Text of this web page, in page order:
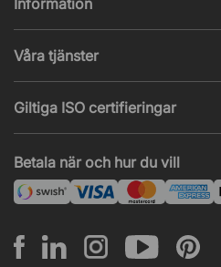
Försäljningsvillkor
Populära sidor
Nyheter & artiklar
Våra tjänster
Tysta rum & telefonbås
Projekt & offert
Montering
Betala när och hur du vill
Giltiga ISO certifieringar
ISO 14001– Miljöledning
ISO 45001– Arbetsmiljöledning